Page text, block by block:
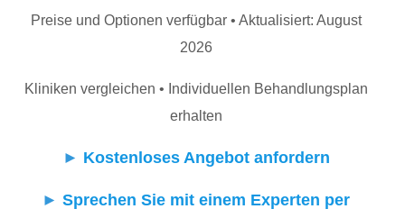
Preise und Optionen verfügbar • Aktualisiert: August
2026
Kliniken vergleichen • Individuellen Behandlungsplan
erhalten
► Kostenloses Angebot anfordern
► Sprechen Sie mit einem Experten per